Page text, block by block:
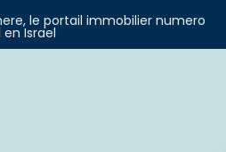
le portail immobilier numero
en Israel